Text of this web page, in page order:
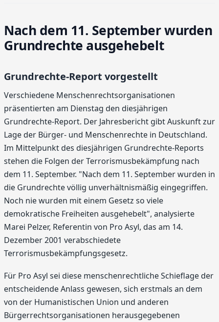
Nach dem 11. September wurden
Grundrechte ausgehebelt
Grundrechte-Report vorgestellt
Verschiedene Menschenrechtsorganisationen
präsentierten am Dienstag den diesjährigen
Grundrechte-Report. Der Jahresbericht gibt Auskunft zur
Lage der Bürger- und Menschenrechte in Deutschland.
Im Mittelpunkt des diesjährigen Grundrechte-Reports
stehen die Folgen der Terrorismusbekämpfung nach
dem 11. September. "Nach dem 11. September wurden in
die Grundrechte völlig unverhältnismäßig eingegriffen.
Noch nie wurden mit einem Gesetz so viele
demokratische Freiheiten ausgehebelt", analysierte
Marei Pelzer, Referentin von Pro Asyl, das am 14.
Dezember 2001 verabschiedete
Terrorismusbekämpfungsgesetz.
Für Pro Asyl sei diese menschenrechtliche Schieflage der
entscheidende Anlass gewesen, sich erstmals an dem
von der Humanistischen Union und anderen
Bürgerrechtsorganisationen herausgegebenen